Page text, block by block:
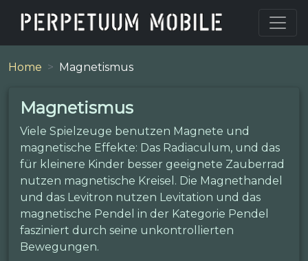
Home Magnetismus
Magnetismus
Viele Spielzeuge benutzen Magnete und
magnetische Effekte: Das Radiaculum, und das
für kleinere Kinder besser geeignete Zauberrad
nutzen magnetische Kreisel. Die Magnethandel
und das Levitron nutzen Levitation und das
magnetische Pendel in der Kategorie Pendel
fasziniert durch seine unkontrollierten
Bewegungen.